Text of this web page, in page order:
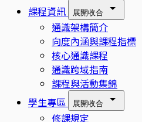
課程資訊
展開收合
通識架構簡介
向度內涵與課程指標
核心通識課程
通識跨域指南
課程與活動集錦
學生專區
展開收合
修課規定